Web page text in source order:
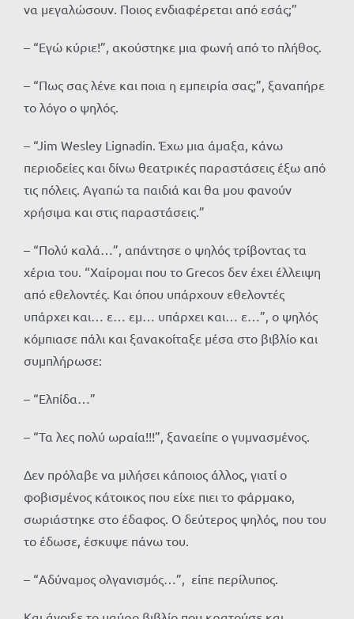
να μεγαλώσουν. Ποιος ενδιαφέρεται από εσάς;”
– “Εγώ κύριε!”, ακούστηκε μια φωνή από το πλήθος.
– “Πως σας λένε και ποια η εμπειρία σας;”, ξαναπήρε
το λόγο ο ψηλός.
– “Jim Wesley Lignadin. Έχω μια άμαξα, κάνω
περιοδείες και δίνω θεατρικές παραστάσεις έξω από
τις πόλεις. Αγαπώ τα παιδιά και θα μου φανούν
χρήσιμα και στις παραστάσεις.”
– “Πολύ καλά…”, απάντησε ο ψηλός τρίβοντας τα
χέρια του. “Χαίρομαι που το Grecos δεν έχει έλλειψη
από εθελοντές. Και όπου υπάρχουν εθελοντές
υπάρχει και… ε… εμ… υπάρχει και… ε…”, ο ψηλός
κόμπιασε πάλι και ξανακοίταξε μέσα στο βιβλίο και
συμπλήρωσε:
– “Ελπίδα…”
– “Τα λες πολύ ωραία!!!”, ξαναείπε ο γυμνασμένος.
Δεν πρόλαβε να μιλήσει κάποιος άλλος, γιατί ο
φοβισμένος κάτοικος που είχε πιει το φάρμακο,
σωριάστηκε στο έδαφος. Ο δεύτερος ψηλός, που του
το έδωσε, έσκυψε πάνω του.
– “Αδύναμος ολγανισμός…”, είπε περίλυπος.